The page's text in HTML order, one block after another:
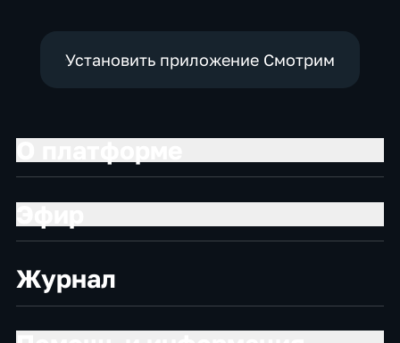
Установить приложение Смотрим
Журнал